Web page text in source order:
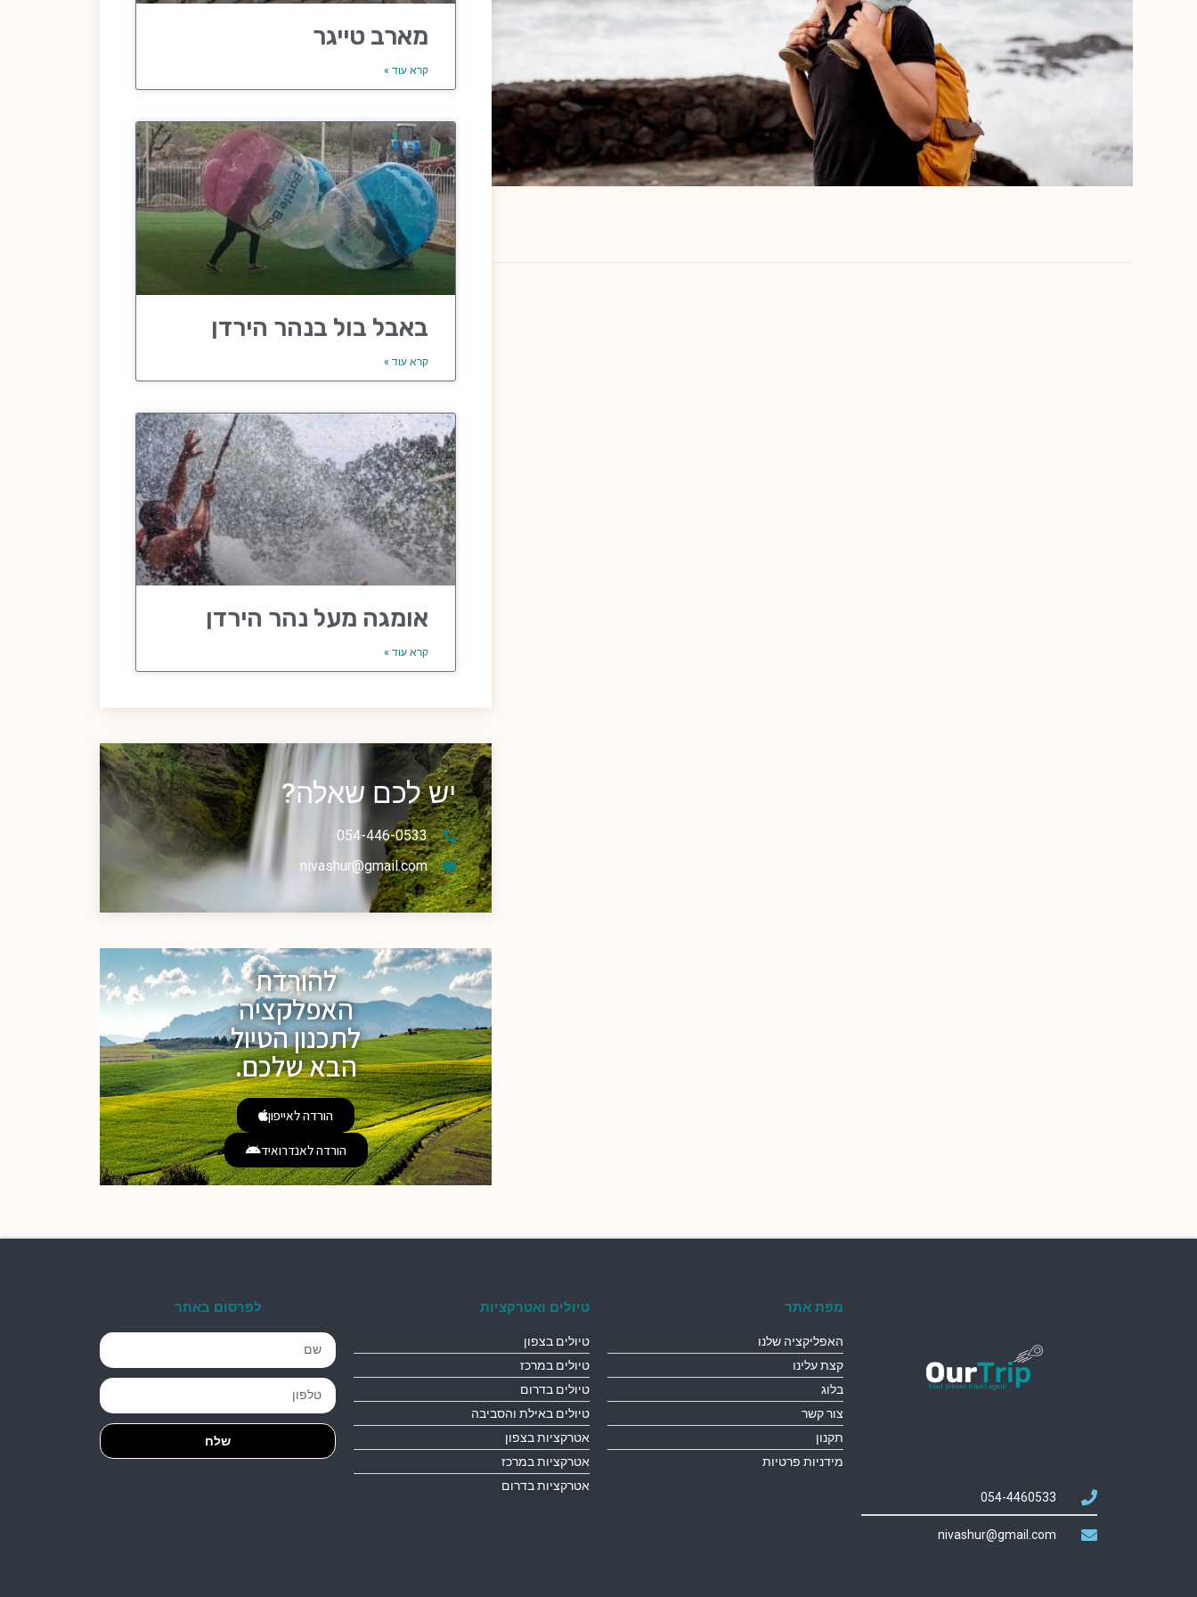
מארב טייגר
קרא עוד »
באבל בול בנהר הירדן
קרא עוד »
אומגה מעל נהר הירדן
קרא עוד »
יש לכם שאלה?
054-446-0533
nivashur@gmail.com
להורדת
האפלקציה
לתכנון הטיול
הבא שלכם.
הורדה לאייפון
הורדה לאנדרואיד
054-4460533
nivashur@gmail.com
מפת אתר
האפליקציה שלנו
קצת עלינו
בלוג
צור קשר
תקנון
מידניות פרטיות
טיולים ואטרקציות
טיולים בצפון
טיולים במרכז
טיולים בדרום
טיולים באילת והסביבה
אטרקציות בצפון
אטרקציות במרכז
אטרקציות בדרום
לפרסום באתר
שלח